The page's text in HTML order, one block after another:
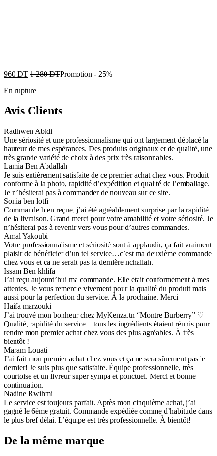
960 DT 1 280DTPromotion - 25%
En rupture
Avis Clients
Radhwen Abidi
Une sériosité et une professionnalisme qui ont largement déplacé la
hauteur de mes espérances. Des produits originaux et de qualité, une
très grande variété de choix à des prix très raisonnables.
Lamia Ben Abdallah
Je suis entièrement satisfaite de ce premier achat chez vous. Produit
conforme à la photo, rapidité d’expédition et qualité de l’emballage.
Je n’hésiterai pas à commander de nouveau sur ce site.
Sonia ben lotfi
Commande bien reçue, j’ai été agréablement surprise par la rapidité
de la livraison. Grand merci pour votre amabilité et votre sériosité. Je
n’hésiterai pas à revenir vers vous pour d’autres commandes.
Amal Yakoubi
Votre professionnalisme et sériosité sont à applaudir, ça fait vraiment
plaisir de bénéficier d’un tel service…c’est ma deuxième commande
chez vous et ça ne serait pas la dernière nchallah.
Issam Ben khlifa
J’ai reçu aujourd’hui ma commande. Elle était conformément à mes
attentes. Je vous remercie vivement pour la qualité du produit mais
aussi pour la perfection du service. À la prochaine. Merci
Haifa marzouki
J’ai trouvé mon bonheur chez MyKenza.tn “Montre Burberry” ♡
Qualité, rapidité du service…tous les ingrédients étaient réunis pour
rendre mon premier achat chez vous des plus agréables. À très
bientôt !
Maram Louati
J’ai fait mon premier achat chez vous et ça ne sera sûrement pas le
dernier! Je suis plus que satisfaite. Équipe professionnelle, très
courtoise et un livreur super sympa et ponctuel. Merci et bonne
continuation.
Nadine Rwihmi
Le service est toujours parfait. Après mon cinquième achat, j’ai
gagné le 6ème gratuit. Commande expédiée comme d’habitude dans
le plus bref délai. L’équipe est très professionnelle. À bientôt!
De la même marque